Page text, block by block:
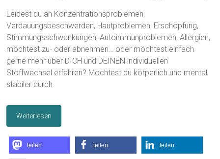
Leidest du an Konzentrationsproblemen,
Verdauungsbeschwerden, Hautproblemen, Erschöpfung,
Stimmungsschwankungen, Autoimmunproblemen, Allergien,
möchtest zu- oder abnehmen… oder möchtest einfach
gerne mehr über DICH und DEINEN individuellen
Stoffwechsel erfahren? Möchtest du körperlich und mental
stabiler durch
Weiterlesen
teilen teilen teilen